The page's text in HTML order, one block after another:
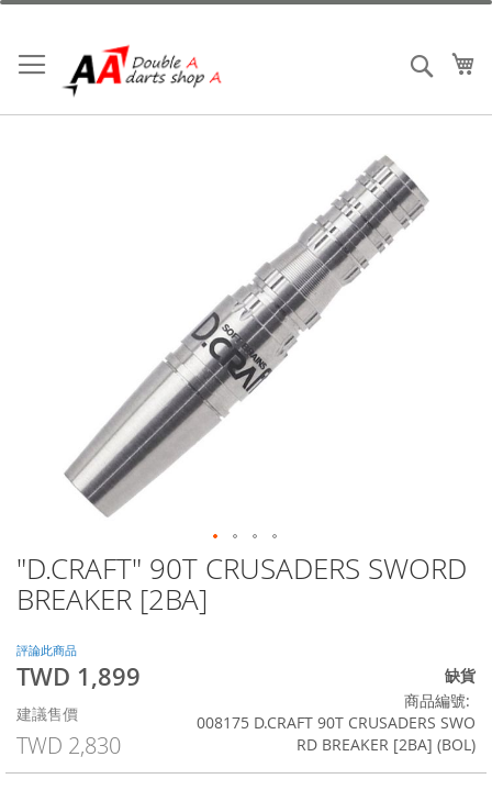
跳
內
容
搜索
"D.CRAFT" 90T CRUSADERS SWORD
BREAKER [2BA]
評論此商品
特
價
格
TWD 1,899
建議售價
TWD 2,830
缺貨
商品編號
008175 D.CRAFT 90T CRUSADERS SWO
RD BREAKER [2BA] (BOL)
Skip
to
the
of
the
gallery